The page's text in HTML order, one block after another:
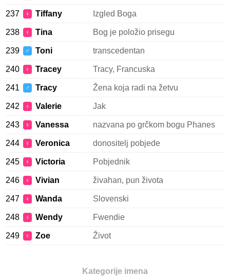
237 ♀ Tiffany Izgled Boga
238 ♀ Tina Bog je položio prisegu
239 ♂ Toni transcedentan
240 ♀ Tracey Tracy, Francuska
241 ♂ Tracy Žena koja radi na žetvu
242 ♀ Valerie Jak
243 ♀ Vanessa nazvana po grčkom bogu Phanes
244 ♀ Veronica donositelj pobjede
245 ♀ Victoria Pobjednik
246 ♀ Vivian živahan, pun života
247 ♀ Wanda Slovenski
248 ♀ Wendy Fwendie
249 ♀ Zoe Život
Kategorije imena